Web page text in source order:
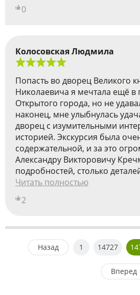
0
Колосовская Людмила
Попасть во дворец Великого
Николаевича я мечтала ещё
Открытого города, но не
наконец, мне улыбнулась
дворец с изумительными
историей. Экскурсия была
содержательной, и за это
Александру Викторовичу
подробностей, столько
Читать полностью
2
Назад 1 14727
Вперед